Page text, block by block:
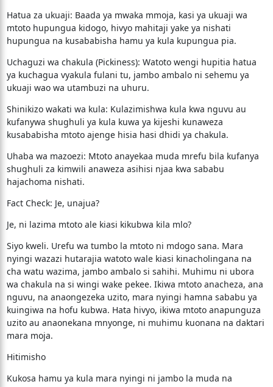
​Hatua za ukuaji: Baada ya mwaka mmoja, kasi ya ukuaji wa
mtoto hupungua kidogo, hivyo mahitaji yake ya nishati
hupungua na kusababisha hamu ya kula kupungua pia.
​Uchaguzi wa chakula (Pickiness): Watoto wengi hupitia hatua
ya kuchagua vyakula fulani tu, jambo ambalo ni sehemu ya
ukuaji wao wa utambuzi na uhuru.
​Shinikizo wakati wa kula: Kulazimishwa kula kwa nguvu au
kufanywa shughuli ya kula kuwa ya kijeshi kunaweza
kusababisha mtoto ajenge hisia hasi dhidi ya chakula.
​Uhaba wa mazoezi: Mtoto anayekaa muda mrefu bila kufanya
shughuli za kimwili anaweza asihisi njaa kwa sababu
hajachoma nishati.
​Fact Check: Je, unajua?
​Je, ni lazima mtoto ale kiasi kikubwa kila mlo?
Siyo kweli. Urefu wa tumbo la mtoto ni mdogo sana. Mara
nyingi wazazi hutarajia watoto wale kiasi kinacholingana na
cha watu wazima, jambo ambalo si sahihi. Muhimu ni ubora
wa chakula na si wingi wake pekee. Ikiwa mtoto anacheza, ana
nguvu, na anaongezeka uzito, mara nyingi hamna sababu ya
kuingiwa na hofu kubwa. Hata hivyo, ikiwa mtoto anapunguza
uzito au anaonekana mnyonge, ni muhimu kuonana na daktari
mara moja.
​Hitimisho
​Kukosa hamu ya kula mara nyingi ni jambo la muda na